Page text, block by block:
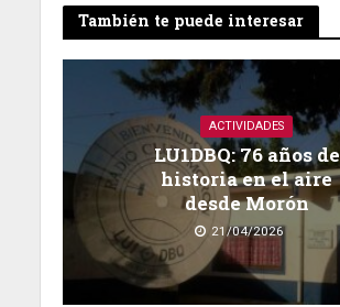
También te puede interesar
ACTIVIDADES
LU1DBQ: 76 años de
historia en el aire
desde Morón
21/04/2026